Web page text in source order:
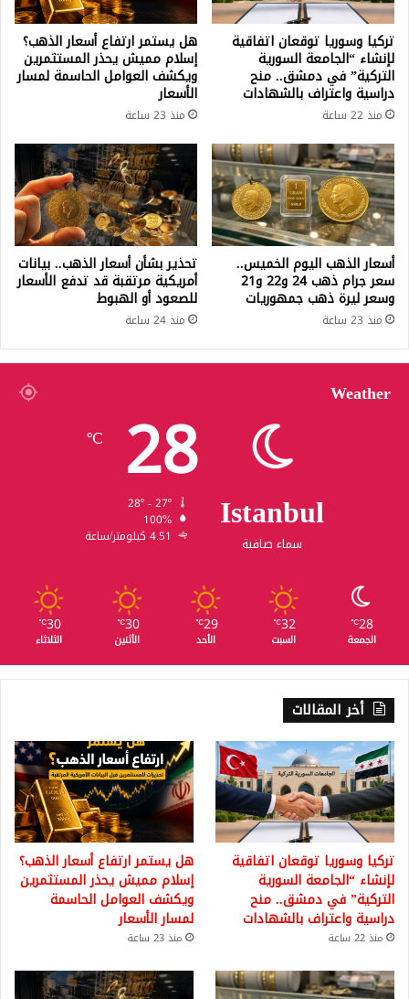
تركيا وسوريا توقعان اتفاقية
لإنشاء “الجامعة السورية
التركية” في دمشق.. منح
دراسية واعتراف بالشهادات
منذ 22 ساعة
هل يستمر ارتفاع أسعار الذهب؟
إسلام مميش يحذر المستثمرين
ويكشف العوامل الحاسمة لمسار
الأسعار
منذ 23 ساعة
أسعار الذهب اليوم الخميس..
سعر جرام ذهب 24 و22 و21
وسعر ليرة ذهب جمهوريات
منذ 23 ساعة
تحذير بشأن أسعار الذهب.. بيانات
أمريكية مرتقبة قد تدفع الأسعار
للصعود أو الهبوط
منذ 24 ساعة
Weather
Istanbul
سماء صافية
28
℃
100%
4.51 كيلومتر/ساعة
28
℃
الجمعة
32
℃
السبت
29
℃
الأحد
30
℃
الأثنين
30
℃
الثلاثاء
أخر المقالات
تركيا وسوريا توقعان اتفاقية
لإنشاء “الجامعة السورية
التركية” في دمشق.. منح
دراسية واعتراف بالشهادات
منذ 22 ساعة
هل يستمر ارتفاع أسعار الذهب؟
إسلام مميش يحذر المستثمرين
ويكشف العوامل الحاسمة
لمسار الأسعار
منذ 23 ساعة